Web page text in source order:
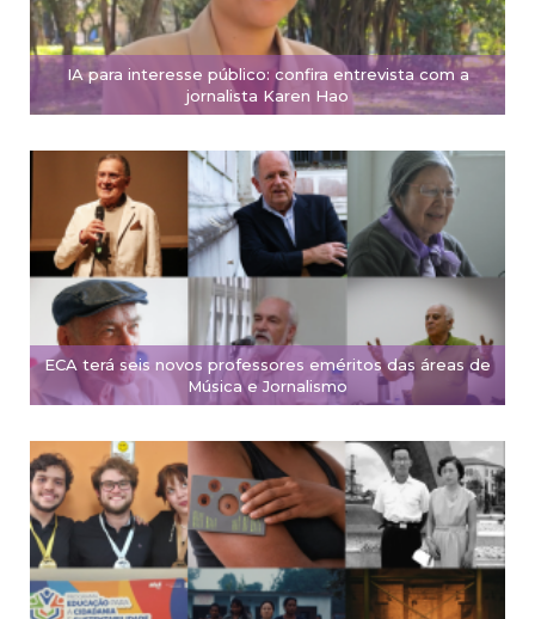
IA para interesse público: confira entrevista com a
jornalista Karen Hao
ECA terá seis novos professores eméritos das áreas de
Música e Jornalismo